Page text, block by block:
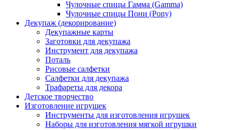
Чулочные спицы Гамма (Gamma)
Чулочные спицы Пони (Pony)
Декупаж (декорирование)
Декупажные карты
Заготовки для декупажа
Инструмент для декупажа
Поталь
Рисовые салфетки
Салфетки для декупажа
Трафареты для декора
Детское творчество
Изготовление игрушек
Инструменты для изготовления игрушек
Наборы для изготовления мягкой игрушки